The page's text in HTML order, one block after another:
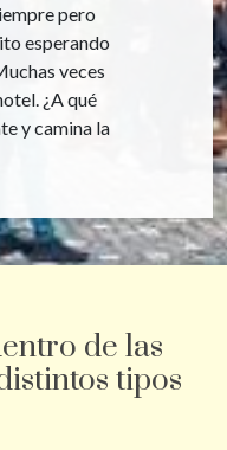
pero
esperando
veces
¿A qué
y camina la
de las
tipos